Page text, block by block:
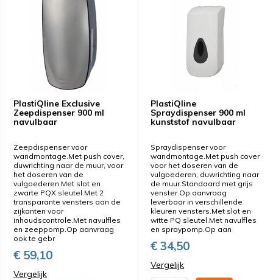
PlastiQline Exclusive
Zeepdispenser 900 ml
navulbaar
Zeepdispenser voor
wandmontage.Met push cover,
duwrichting naar de muur, voor
het doseren van de
vulgoederen.Met slot en
zwarte PQX sleutel.Met 2
transparante vensters aan de
zijkanten voor
inhoudscontrole.Met navulfles
en zeeppomp.Op aanvraag
ook te gebr
€ 59,10
Vergelijk
PlastiQline
Spraydispenser 900 ml
kunststof navulbaar
Spraydispenser voor
wandmontage.Met push cover
voor het doseren van de
vulgoederen, duwrichting naar
de muur.Standaard met grijs
venster.Op aanvraag
leverbaar in verschillende
kleuren vensters.Met slot en
witte PQ sleutel.Met navulfles
en spraypomp.Op aan
€ 34,50
Vergelijk